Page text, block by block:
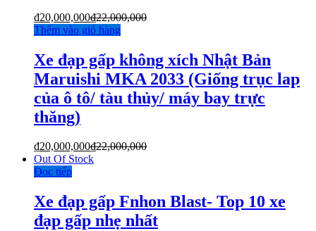
₫20,000,000₫22,000,000
Thêm vào giỏ hàng
Xe đạp gấp không xích Nhật Bản
Maruishi MKA 2033 (Giống trục lap
của ô tô/ tàu thủy/ máy bay trực
thăng)
₫20,000,000₫22,000,000
Out Of Stock
Đọc tiếp
Xe đạp gấp Fnhon Blast- Top 10 xe
đạp gấp nhẹ nhất